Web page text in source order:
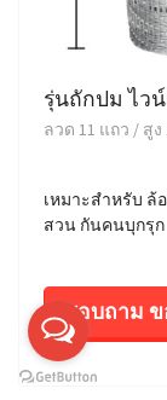
รุ่นถักปม ไว
ลวด 11 แถว / สู
เหมาะสำหรับ
สวน กันคนบุกรุก
สอบถาม